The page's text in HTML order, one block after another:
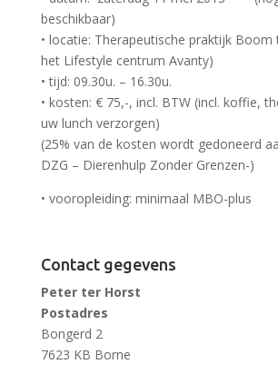
beschikbaar)
• locatie: Therapeutische praktijk Boom
het Lifestyle centrum Avanty)
• tijd: 09.30u. – 16.30u.
• kosten: € 75,-, incl. BTW (incl. koffie,
uw lunch verzorgen)
(25% van de kosten wordt gedoneerd
DZG – Dierenhulp Zonder Grenzen-)
• vooropleiding: minimaal MBO-plus
Contact gegevens
Peter ter Horst
Postadres
Bongerd 2
7623 KB Borne